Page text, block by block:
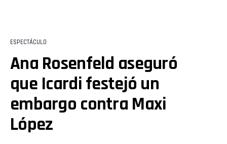
ESPECTÁCULO
Ana Rosenfeld aseguró
que Icardi festejó un
embargo contra Maxi
López